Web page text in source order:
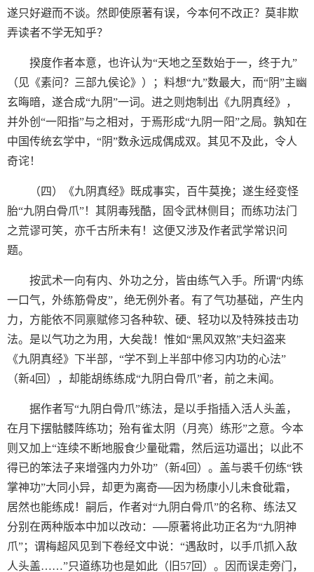
遂只好避而不谈。然即使原著有误，今本何不改正？莫非欺
弄读者不学无知乎？
揆度作者本意，也许认为“天地之至数始于一，终于九”
（见《素问？三部九侯论》）；料想“九”数最大，而“阴”主幽
玄晦暗，遂合成“九阴”一词。进之则炮制出《九阴真经》，
并外创“一阳指”与之相对，于焉形成“九阴一阳”之局。孰知在
中国传统玄学中，“阴”数永远成偶成双。其见不及此，令人
奇诧！
（四）《九阴真经》既成事实，百牛莫挽；遂生经变怪
胎“九阴白骨爪”！其阴毒残酷，固令武林侧目；而练功法门
之荒谬可笑，亦千古所未有！这便又涉及作者武学常识问
题。
按武术一向有内、外功之分，皆由练气入手。所谓“内练
一口气，外练筋骨皮”，绝无例外者。有了气功基础，产生内
力，方能依不同禀赋修习各种软、硬、轻功以及特殊技击功
法。是以气功之为用，大矣哉！惟如“黑风双煞”夫妇盗来
《九阴真经》下半部，“学不到上半部中修习内功的心法”
（新4回），却能胡练练成“九阴白骨爪”者，前之未闻。
据作者写“九阴白骨爪”练法，是以手指插入活人头盖，
在月下摆骷髅阵练功；殆有雀太阴（月亮）练形”之意。今本
则又加上“连续不断地服食少量砒霜，然后运功逼出；以此不
得已的笨法子来增强内力外功”（新4回）。盖与裘千仞练“铁
掌神功”大同小异，却更为离奇──因为杨康小儿未食砒霜，
居然也能练成！嗣后，作者对“九阴白骨爪”的名称、练法又
分别在两种版本中加以改动：──原著将此功正名为“九阴神
爪”；谓梅超风见到下卷经文中说：“遇敌时，以手爪抓入敌
人头盖……”只道练功也是如此（旧57回）。因而误走旁门，